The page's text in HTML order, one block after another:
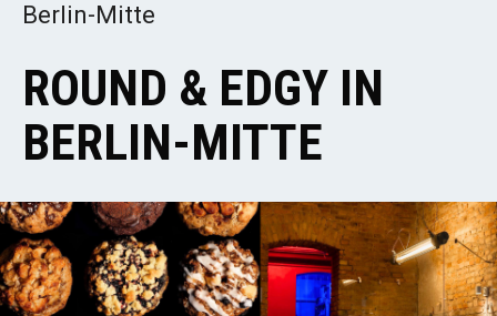
Berlin-Mitte
ROUND & EDGY IN
BERLIN-MITTE